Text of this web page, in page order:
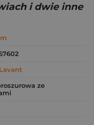
i dwie inne
ze